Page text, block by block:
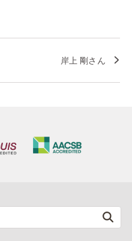
岸上 剛さん